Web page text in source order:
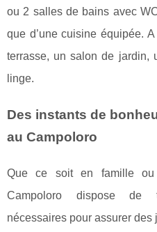
ou 2 salles de bains avec
que d’une cuisine équipée.
terrasse, un salon de jardin,
linge.
Des instants de
au Campoloro
Que ce soit en famille
Campoloro dispose de
nécessaires pour assurer